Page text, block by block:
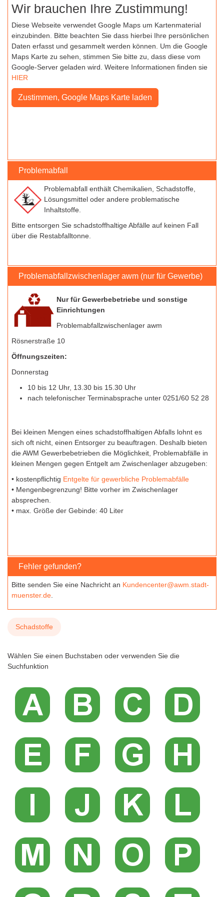
Wir brauchen Ihre Zustimmung!
Diese Webseite verwendet Google Maps um Kartenmaterial
einzubinden. Bitte beachten Sie dass hierbei Ihre persönlichen
Daten erfasst und gesammelt werden können. Um die Google
Maps Karte zu sehen, stimmen Sie bitte zu, dass diese vom
Google-Server geladen wird. Weitere Informationen finden sie
HIER
Problemabfall
Problemabfall enthält Chemikalien, Schadstoffe,
Lösungsmittel oder andere problematische
Inhaltstoffe.
Bitte entsorgen Sie schadstoffhaltige Abfälle auf keinen Fall
über die Restabfalltonne.
Problemabfallzwischenlager awm (nur für Gewerbe)
Nur für Gewerbebetriebe und sonstige
Einrichtungen
Problemabfallzwischenlager awm
Rösnerstraße 10
Öffnungszeiten:
Donnerstag
10 bis 12 Uhr, 13.30 bis 15.30 Uhr
nach telefonischer Terminabsprache unter 0251/60 52 28
Bei kleinen Mengen eines schadstoffhaltigen Abfalls lohnt es
sich oft nicht, einen Entsorger zu beauftragen. Deshalb bieten
die AWM Gewerbebetrieben die Möglichkeit, Problemabfälle in
kleinen Mengen gegen Entgelt am Zwischenlager abzugeben:
• kostenpflichtig Entgelte für gewerbliche Problemabfälle
• Mengenbegrenzung! Bitte vorher im Zwischenlager
absprechen.
• max. Größe der Gebinde: 40 Liter
Fehler gefunden?
Bitte senden Sie eine Nachricht an Kundencenter@awm.stadt-
muenster.de
Schadstoffe
Wählen Sie einen Buchstaben oder verwenden Sie die
Suchfunktion